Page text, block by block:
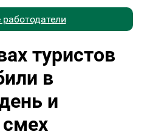
туристов
в
и